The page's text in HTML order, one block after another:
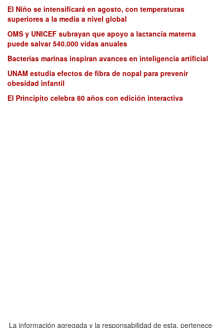
El Niño se intensificará en agosto, con temperaturas
superiores a la media a nivel global
OMS y UNICEF subrayan que apoyo a lactancia materna
puede salvar 540.000 vidas anuales
Bacterias marinas inspiran avances en inteligencia artificial
UNAM estudia efectos de fibra de nopal para prevenir
obesidad infantil
El Principito celebra 80 años con edición interactiva
La información agregada y la responsabilidad de esta, pertenece